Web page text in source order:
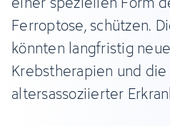
Ferroptose, schützen.
könnten langfristig
Krebstherapien und
altersassoziierter